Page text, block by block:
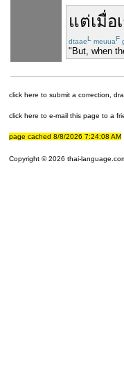
แต่เมื่อ
dtaaeL meuuaF
"But, when
click here to submit a correction,
click here to e-mail this page to a
page cached 8/8/2026 7:24:08 AM
Copyright © 2026 thai-